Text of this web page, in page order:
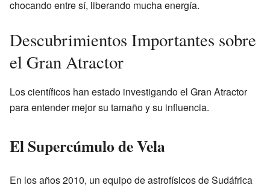
chocando entre sí, liberando mucha energía.
Descubrimientos Importantes sobre
el Gran Atractor
Los científicos han estado investigando el Gran Atractor
para entender mejor su tamaño y su influencia.
El Supercúmulo de Vela
En los años 2010, un equipo de astrofísicos de Sudáfrica